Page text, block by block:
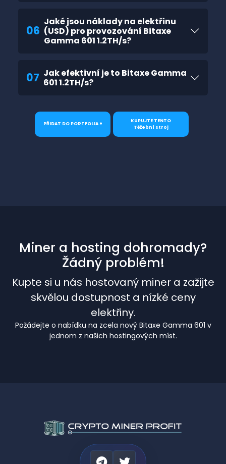
06
Jaké jsou náklady na elektřinu
(USD) pro provozování Bitaxe
Gamma 601 1.2TH/s?
07 Jak efektivní je to Bitaxe Gamma
601 1.2TH/s?
PŘIDAT DO PORTFOLIA +
KUPUJTE TENTO
Těžební stroj
Miner a hosting dohromady?
Žádný problém!
Kupte si u nás hostovaný miner a zažijte
skvělou dostupnost a nízké ceny
elektřiny.
Požádejte o nabídku na zcela nový Bitaxe Gamma 601 v
jednom z našich hostingových míst.